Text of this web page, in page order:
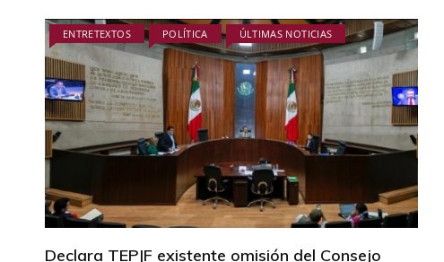
ENTRETEXTOS POLÍTICA ÚLTIMAS NOTICIAS
Declara TEPJF existente omisión del Consejo